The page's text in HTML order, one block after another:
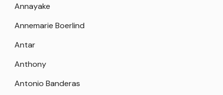
Annayake
Annemarie Boerlind
Antar
Anthony
Antonio Banderas